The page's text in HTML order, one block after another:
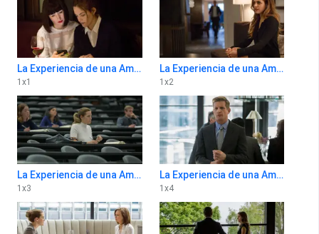
La Experiencia de una Amiga 1x1
1 x1
La Experiencia de una Amiga 1x2
1 x2
La Experiencia de una Amiga 1x3
1 x3
La Experiencia de una Amiga 1x4
1 x4